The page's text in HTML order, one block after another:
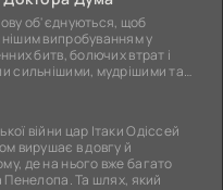
об'єднуються, щоб
випробуванням у
битв, болючих втрат і
сильнішими, мудрішими та
війни цар Ітаки Одіссей
вирушає в довгу й
де на нього вже багато
Пенелопа. Та шлях, який